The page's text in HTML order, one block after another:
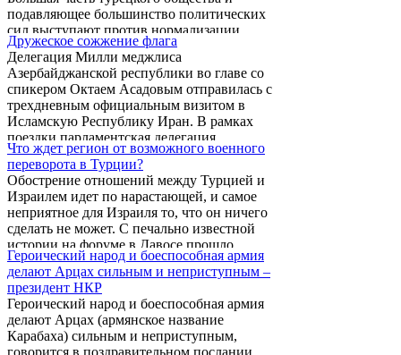
подавляющее большинство политических
сил выступают против нормализации
отношений с Арменией на тех условиях,
которые зафиксированы в двусторонних
протоколах, сказал директор Института
востоковедения Национальной академии
наук Армении, профессор Рубен Сафрастян.
Дружеское сожжение флага
Делегация Милли меджлиса
Азербайджанской республики во главе со
спикером Октаем Асадовым отправилась с
трехдневным официальным визитом в
Исламскую Республику Иран. В рамках
поездки парламентская делегация
Азербайджанской республики встретилась с
официальными лицами Ирана, в том числе
с президентом, председателем парламента и
министром иностранных дел.
Что ждет регион от возможного военного
переворота в Турции?
Обострение отношений между Турцией и
Израилем идет по нарастающей, и самое
неприятное для Израиля то, что он ничего
сделать не может. С печально известной
истории на форуме в Давосе прошло
больше года, но Анкара так и не может
«простить» Иерусалиму операцию «Литой
свинец». Вряд ли правительство Эрдогана
так уж озабочено «гуманитарной
катастрофой» в Газе – в Большой игре эти
все благие порывы не имеют никакого
Героический народ и боеспособная армия
делают Арцах сильным и неприступным –
президент НКР
Героический народ и боеспособная армия
делают Арцах (армянское название
Карабаха) сильным и неприступным,
говорится в поздравительном послании